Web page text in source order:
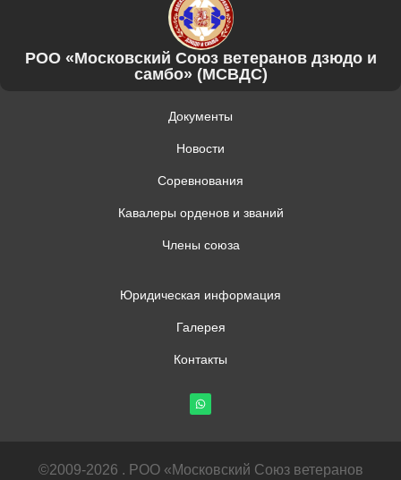
РОО «Московский Союз ветеранов дзюдо и
самбо» (МСВДС)
Документы
Новости
Соревнования
Кавалеры орденов и званий
Члены союза
Юридическая информация
Галерея
Контакты
©2009-2026 . РОО «Московский Союз ветеранов